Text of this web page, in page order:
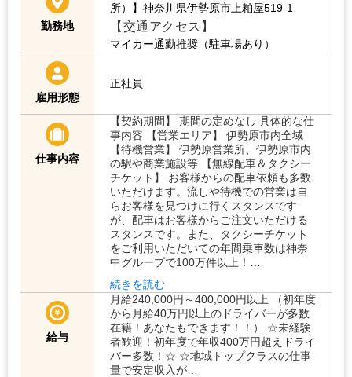
勤務地
所）】神奈川県伊勢原市上粕屋519-1
【交通アクセス】
マイカー通勤推奨（駐車場あり）
雇用形態
正社員
仕事内容
【契約期間】 期間の定めなし 具体的な仕
事内容 【営業エリア】 伊勢原市内全域
【待機営業】 伊勢原営業所、伊勢原市内
の駅や商業施設等 【無線配車＆タクシー
チケット】 お客様からの配車依頼も多数
いただけます。流しや待機での営業は自
らお客様を見つけに行くスタンスです
が、配車はお客様からご注文いただける
スタンスです。また、タクシーチケット
をご利用いただいての年間乗車数は神奈
中グループで100万件以上！…
続きを読む
給与
月給240,000円～400,000円以上 （初年度
から月給40万円以上のドライバーが多数
在籍！あなたもできます！！） ☆未経験
者歓迎！初年度で年収400万円超えドライ
バー多数！☆ ☆地域トップクラスの仕事
量で安定収入が…